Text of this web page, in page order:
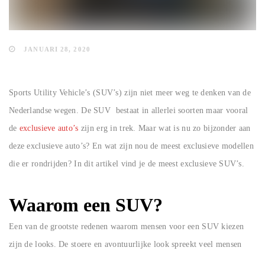
JANUARI 28, 2020
Sports Utility Vehicle’s (SUV’s) zijn niet meer weg te denken van de
Nederlandse wegen. De SUV bestaat in allerlei soorten maar vooral
de exclusieve auto’s zijn erg in trek. Maar wat is nu zo bijzonder aan
deze exclusieve auto’s? En wat zijn nou de meest exclusieve modellen
die er rondrijden? In dit artikel vind je de meest exclusieve SUV’s.
Waarom een SUV?
Een van de grootste redenen waarom mensen voor een SUV kiezen
zijn de looks. De stoere en avontuurlijke look spreekt veel mensen